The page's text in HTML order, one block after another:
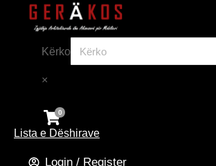
Kërko
×
Lista e Dëshirave
Login / Register